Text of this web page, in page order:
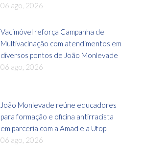
06 ago, 2026
Vacimóvel reforça Campanha de
Multivacinação com atendimentos em
diversos pontos de João Monlevade
06 ago, 2026
João Monlevade reúne educadores
para formação e oficina antirracista
em parceria com a Amad e a Ufop
06 ago, 2026